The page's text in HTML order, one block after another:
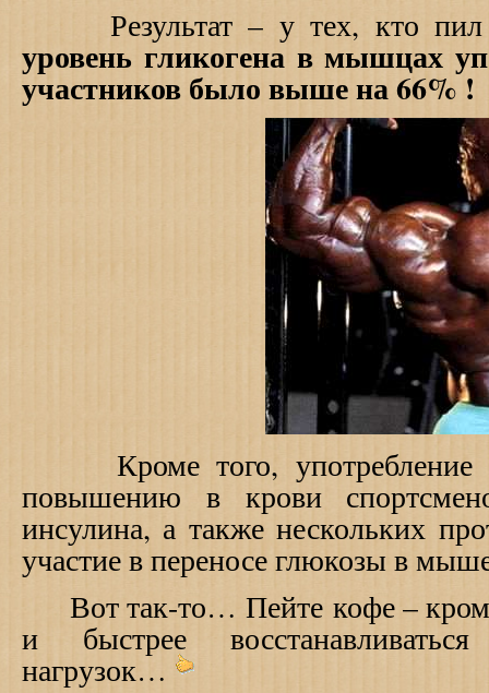
Результат – у тех, кто пил
уровень гликогена в мышцах
участников было выше на 66% !
Кроме того, употребление
повышению в крови
инсулина, а также нескольких
участие в переносе глюкозы в
Вот так-то… Пейте кофе –
и быстрее
нагрузок…